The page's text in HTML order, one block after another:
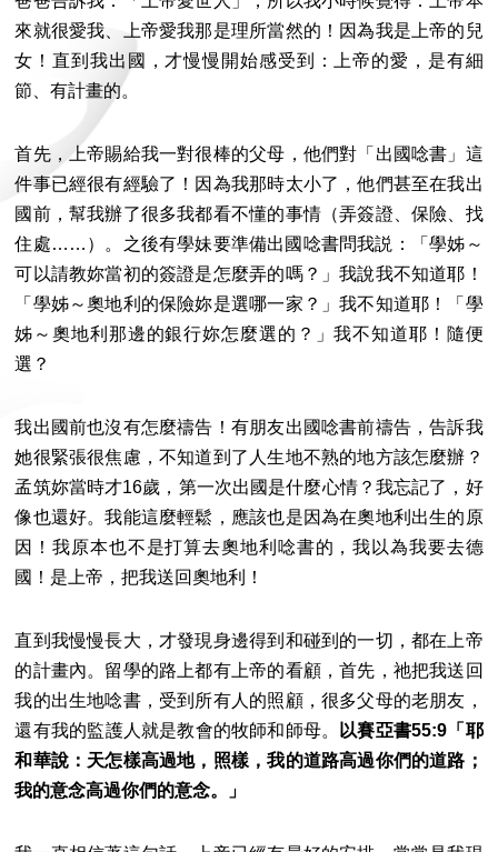
來就很愛我、上帝愛我那是理所當然的！因為我是上帝的兒
女！直到我出國，才慢慢開始感受到：上帝的愛，是有細
節、有計畫的。
首先，上帝賜給我一對很棒的父母，他們對「出國唸書」這
件事已經很有經驗了！因為我那時太小了，他們甚至在我出
國前，幫我辦了很多我都看不懂的事情（弄簽證、保險、找
住處……）。之後有學妹要準備出國唸書問我説：「學姊～
可以請教妳當初的簽證是怎麼弄的嗎？」我說我不知道耶！
「學姊～奧地利的保險妳是選哪一家？」我不知道耶！「學
姊～奧地利那邊的銀行妳怎麼選的？」我不知道耶！隨便
選？
我出國前也沒有怎麼禱告！有朋友出國唸書前禱告，告訴我
她很緊張很焦慮，不知道到了人生地不熟的地方該怎麼辦？
孟筑妳當時才16歲，第一次出國是什麼心情？我忘記了，好
像也還好。我能這麼輕鬆，應該也是因為在奧地利出生的原
因！我原本也不是打算去奧地利唸書的，我以為我要去德
國！是上帝，把我送回奧地利！
直到我慢慢長大，才發現身邊得到和碰到的一切，都在上帝
的計畫內。留學的路上都有上帝的看顧，首先，祂把我送回
我的出生地唸書，受到所有人的照顧，很多父母的老朋友，
還有我的監護人就是教會的牧師和師母。
以賽亞書55:9「耶
和華說：天怎樣高過地，照樣，我的道路高過你們的道路；
我的意念高過你們的意念。」